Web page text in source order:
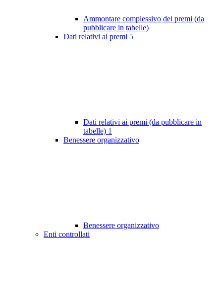
Ammontare complessivo dei premi (da
pubblicare in tabelle)
Dati relativi ai premi 5
Dati relativi ai premi (da pubblicare in
tabelle) 1
Benessere organizzativo
Benessere organizzativo
Enti controllati